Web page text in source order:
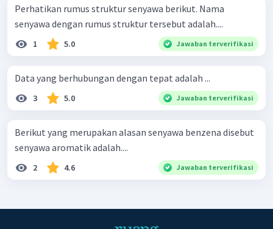
Perhatikan rumus struktur senyawa berikut. Nama
senyawa dengan rumus struktur tersebut adalah....
1 5.0 Jawaban terverifikasi
Data yang berhubungan dengan tepat adalah ...
3 5.0 Jawaban terverifikasi
Berikut yang merupakan alasan senyawa benzena disebut
senyawa aromatik adalah....
2 4.6 Jawaban terverifikasi